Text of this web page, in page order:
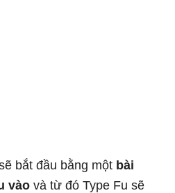
bắt đầu bằng một bài
vào và từ đó Type Fu sẽ